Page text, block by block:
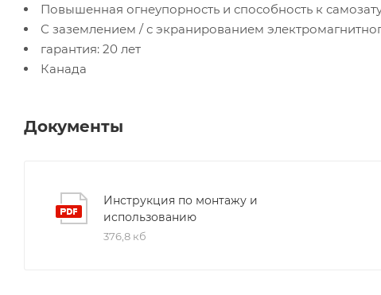
Повышенная огнеупорность и способность к
С заземлением / с экранированием
гарантия: 20 лет
Канада
Документы
Инструкция по монтажу и
использованию
376,8 кб